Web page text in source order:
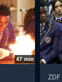
47min
ZDF